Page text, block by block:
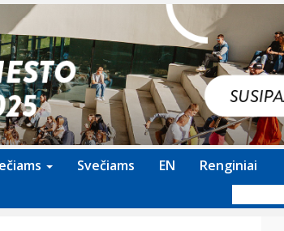
Svečiams EN Renginiai
forma